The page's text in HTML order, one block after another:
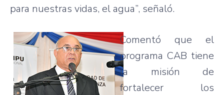
para nuestras vidas, el agua”, señaló.
Comentó que el
programa CAB tiene
la misión de
fortalecer los